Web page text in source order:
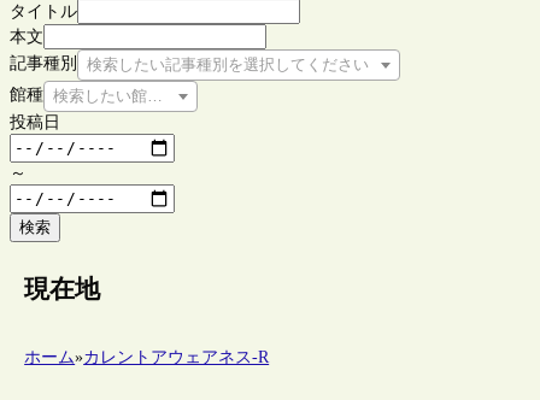
タイトル
本文
記事種別
検索したい記事種別を選択してください
館種 検索したい館種を選択してください
投稿日
～
検索
現在地
ホーム»カレントアウェアネス-R